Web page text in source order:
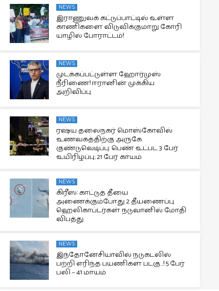
NEWS
இராணுவக் கட்டுப்பாட்டில் உள்ள
காணிகளை விடுவிக்குமாறு கோரி
யாழில் போராட்டம்!
NEWS
முடக்கப்பட்டுள்ள ஹோர்முஸ்
நீரிணை! ஈரானின் முக்கிய
அறிவிப்பு
NEWS
ரஷ்ய தலைநகர் மொஸ்கோவில்
உணவகத்திற்கு அருகே
குண்டுவெடிப்பு: பெண் உட்பட 3 பேர்
உயிரிழப்பு; 21 பேர் காயம்
NEWS
கிரீஸ்: காட்டுத் தீயை
அணைக்கும்போது 2 தீயணைப்பு
ஹெலிகாப்டர்கள் நடுவானில் மோதி
விபத்து
NEWS
இந்தோனேசியாவில் நடுகடலில்
பற்றி எரிந்த பயணிகள் படகு…! 5 பேர்
பலி – 41 மாயம்